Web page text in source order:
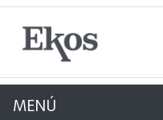
MENÚ